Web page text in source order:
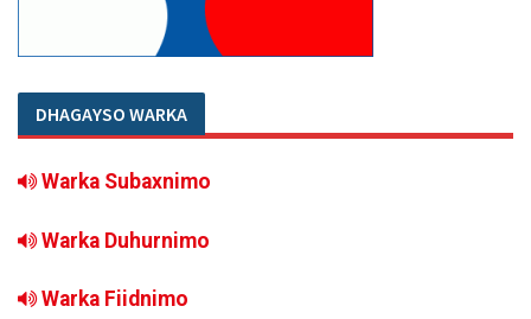
DHAGAYSO WARKA
Warka Subaxnimo
Warka Duhurnimo
Warka Fiidnimo